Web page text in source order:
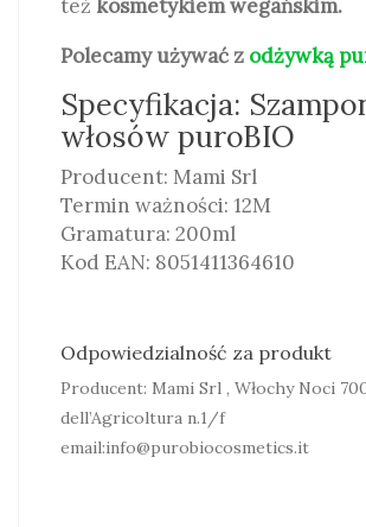
też kosmetykiem wegańskim.
Polecamy używać z odżywką
Specyfikacja:
włosów puroBIO
Producent: Mami Srl
Termin ważności: 12M
Gramatura: 200ml
Kod EAN: 8051411364610
Odpowiedzialność za produkt
Producent: Mami Srl , Włochy Noci
dell’Agricoltura n.1/f
email:info@purobiocosmetics.it